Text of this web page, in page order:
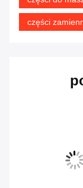
części